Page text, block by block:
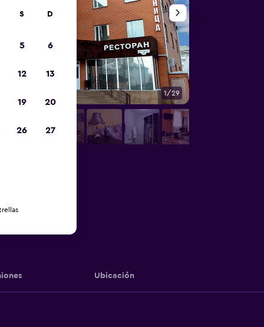
1/29
Ubicación
S D
5 6
12 13
19 20
26 27